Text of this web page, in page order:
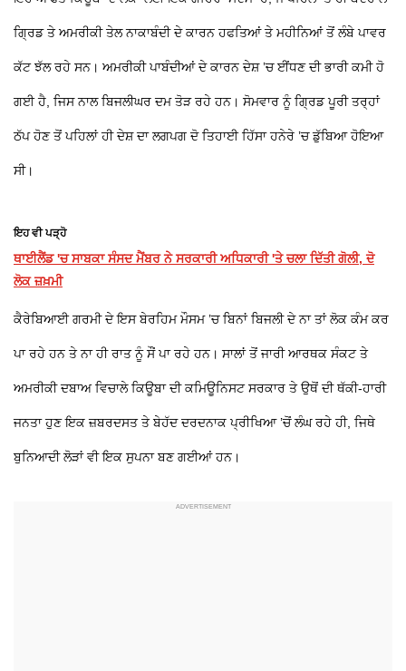
ਗ੍ਰਿਡ ਤੇ ਅਮਰੀਕੀ ਤੇਲ ਨਾਕਾਬੰਦੀ ਦੇ ਕਾਰਨ ਹਫਤਿਆਂ ਤੇ ਮਹੀਨਿਆਂ ਤੋਂ ਲੰਬੇ ਪਾਵਰ
ਕੱਟ ਝੱਲ ਰਹੇ ਸਨ। ਅਮਰੀਕੀ ਪਾਬੰਦੀਆਂ ਦੇ ਕਾਰਨ ਦੇਸ਼ ’ਚ ਈਂਧਣ ਦੀ ਭਾਰੀ ਕਮੀ ਹੋ
ਗਈ ਹੈ, ਜਿਸ ਨਾਲ ਬਿਜਲੀਘਰ ਦਮ ਤੋੜ ਰਹੇ ਹਨ। ਸੋਮਵਾਰ ਨੂੰ ਗ੍ਰਿਡ ਪੂਰੀ ਤਰ੍ਹਾਂ
ਠੱਪ ਹੋਣ ਤੋਂ ਪਹਿਲਾਂ ਹੀ ਦੇਸ਼ ਦਾ ਲਗਪਗ ਦੋ ਤਿਹਾਈ ਹਿੱਸਾ ਹਨੇਰੇ ’ਚ ਡੁੱਬਿਆ ਹੋਇਆ
ਸੀ।
ਇਹ ਵੀ ਪੜ੍ਹੋ
ਥਾਈਲੈਂਡ 'ਚ ਸਾਬਕਾ ਸੰਸਦ ਮੈਂਬਰ ਨੇ ਸਰਕਾਰੀ ਅਧਿਕਾਰੀ 'ਤੇ ਚਲਾ ਦਿੱਤੀ ਗੋਲੀ, ਦੋ
ਲੋਕ ਜ਼ਖ਼ਮੀ
ਕੈਰੇਬਿਆਈ ਗਰਮੀ ਦੇ ਇਸ ਬੇਰਹਿਮ ਮੌਸਮ ’ਚ ਬਿਨਾਂ ਬਿਜਲੀ ਦੇ ਨਾ ਤਾਂ ਲੋਕ ਕੰਮ ਕਰ
ਪਾ ਰਹੇ ਹਨ ਤੇ ਨਾ ਹੀ ਰਾਤ ਨੂੰ ਸੌਂ ਪਾ ਰਹੇ ਹਨ। ਸਾਲਾਂ ਤੋਂ ਜਾਰੀ ਆਰਥਕ ਸੰਕਟ ਤੇ
ਅਮਰੀਕੀ ਦਬਾਅ ਵਿਚਾਲੇ ਕਿਊਬਾ ਦੀ ਕਮਿਊਨਿਸਟ ਸਰਕਾਰ ਤੇ ਉਥੋਂ ਦੀ ਥੱਕੀ-ਹਾਰੀ
ਜਨਤਾ ਹੁਣ ਇਕ ਜ਼ਬਰਦਸਤ ਤੇ ਬੇਹੱਦ ਦਰਦਨਾਕ ਪ੍ਰੀਖਿਆ ’ਚੋਂ ਲੰਘ ਰਹੇ ਹੀ, ਜਿਥੇ
ਬੁਨਿਆਦੀ ਲੋੜਾਂ ਵੀ ਇਕ ਸੁਪਨਾ ਬਣ ਗਈਆਂ ਹਨ।